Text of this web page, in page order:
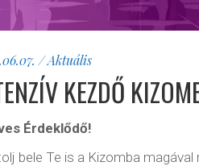
Aktuális
KEZDŐ
Érdeklődő!
bele Te is a Kizomba magával